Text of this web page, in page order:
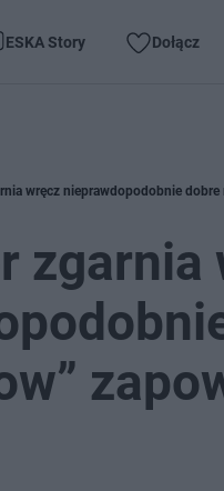
ESKA Story Dołącz
wręcz nieprawdopodobnie dobre
zgarnia